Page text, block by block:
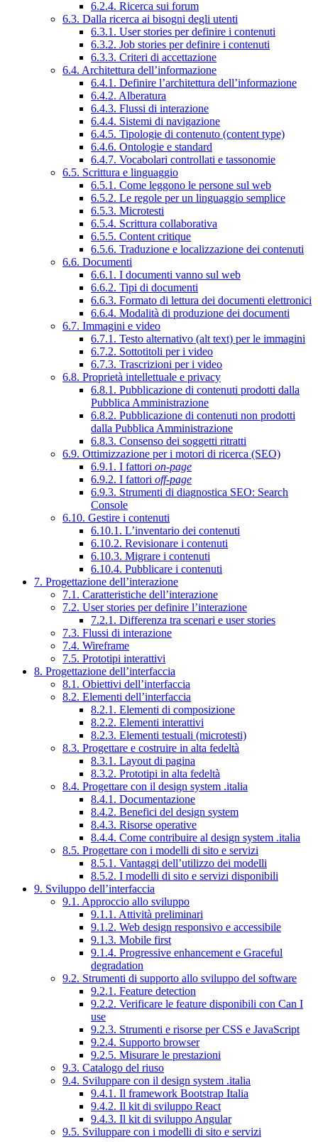
6.2.4. Ricerca sui forum
6.3. Dalla ricerca ai bisogni degli utenti
6.3.1. User stories per definire i contenuti
6.3.2. Job stories per definire i contenuti
6.3.3. Criteri di accettazione
6.4. Architettura dell’informazione
6.4.1. Definire l’architettura dell’informazione
6.4.2. Alberatura
6.4.3. Flussi di interazione
6.4.4. Sistemi di navigazione
6.4.5. Tipologie di contenuto (content type)
6.4.6. Ontologie e standard
6.4.7. Vocabolari controllati e tassonomie
6.5. Scrittura e linguaggio
6.5.1. Come leggono le persone sul web
6.5.2. Le regole per un linguaggio semplice
6.5.3. Microtesti
6.5.4. Scrittura collaborativa
6.5.5. Content critique
6.5.6. Traduzione e localizzazione dei contenuti
6.6. Documenti
6.6.1. I documenti vanno sul web
6.6.2. Tipi di documenti
6.6.3. Formato di lettura dei documenti elettronici
6.6.4. Modalità di produzione dei documenti
6.7. Immagini e video
6.7.1. Testo alternativo (alt text) per le immagini
6.7.2. Sottotitoli per i video
6.7.3. Trascrizioni per i video
6.8. Proprietà intellettuale e privacy
6.8.1. Pubblicazione di contenuti prodotti dalla
Pubblica Amministrazione
6.8.2. Pubblicazione di contenuti non prodotti
dalla Pubblica Amministrazione
6.8.3. Consenso dei soggetti ritratti
6.9. Ottimizzazione per i motori di ricerca (SEO)
6.9.1. I fattori on-page
6.9.2. I fattori off-page
6.9.3. Strumenti di diagnostica SEO: Search
Console
6.10. Gestire i contenuti
6.10.1. L’inventario dei contenuti
6.10.2. Revisionare i contenuti
6.10.3. Migrare i contenuti
6.10.4. Pubblicare i contenuti
7. Progettazione dell’interazione
7.1. Caratteristiche dell’interazione
7.2. User stories per definire l’interazione
7.2.1. Differenza tra scenari e user stories
7.3. Flussi di interazione
7.4. Wireframe
7.5. Prototipi interattivi
8. Progettazione dell’interfaccia
8.1. Obiettivi dell’interfaccia
8.2. Elementi dell’interfaccia
8.2.1. Elementi di composizione
8.2.2. Elementi interattivi
8.2.3. Elementi testuali (microtesti)
8.3. Progettare e costruire in alta fedeltà
8.3.1. Layout di pagina
8.3.2. Prototipi in alta fedeltà
8.4. Progettare con il design system .italia
8.4.1. Documentazione
8.4.2. Benefici del design system
8.4.3. Risorse operative
8.4.4. Come contribuire al design system .italia
8.5. Progettare con i modelli di sito e servizi
8.5.1. Vantaggi dell’utilizzo dei modelli
8.5.2. I modelli di sito e servizi disponibili
9. Sviluppo dell’interfaccia
9.1. Approccio allo sviluppo
9.1.1. Attività preliminari
9.1.2. Web design responsivo e accessibile
9.1.3. Mobile first
9.1.4. Progressive enhancement e Graceful
degradation
9.2. Strumenti di supporto allo sviluppo del software
9.2.1. Feature detection
9.2.2. Verificare le feature disponibili con Can I
use
9.2.3. Strumenti e risorse per CSS e JavaScript
9.2.4. Supporto browser
9.2.5. Misurare le prestazioni
9.3. Catalogo del riuso
9.4. Sviluppare con il design system .italia
9.4.1. Il framework Bootstrap Italia
9.4.2. Il kit di sviluppo React
9.4.3. Il kit di sviluppo Angular
9.5. Sviluppare con i modelli di sito e servizi